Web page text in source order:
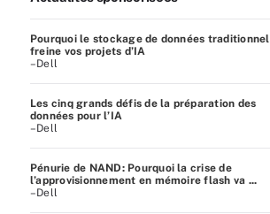
Pourquoi le stockage de données traditionnel
freine vos projets d’IA
–Dell
Les cinq grands défis de la préparation des
données pour l’IA
–Dell
Pénurie de NAND: Pourquoi la crise de
l’approvisionnement en mémoire flash va ...
–Dell